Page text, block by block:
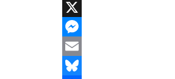
WhatsApp
X
Messenger
Email